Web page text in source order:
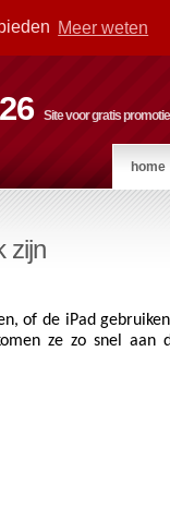
Meer weten
Site voor gratis
home
zijn
of de iPad
ze zo snel aan